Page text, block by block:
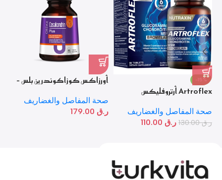
-15%
Artroflex أرتروفليكس
صحة المفاصل والغضاريف
ر.ق130.00 ر.ق
أورزاكس كوزاكوندرين بلس –
صحة المفاصل والغضاريف
ر.ق